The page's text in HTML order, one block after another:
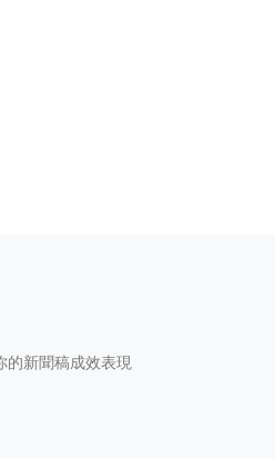
的新聞稿成效表現